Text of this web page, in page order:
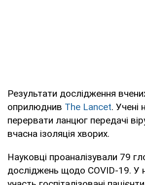
Результати дослідження
оприлюднив The Lancet. Учені
перервати ланцюг передачі
вчасна ізоляція хворих.
Науковці проаналізували 79
досліджень щодо COVID-19. У